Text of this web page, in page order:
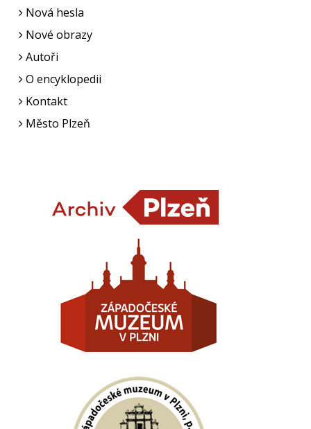
Nová hesla
Nové obrazy
Autoři
O encyklopedii
Kontakt
Město Plzeň